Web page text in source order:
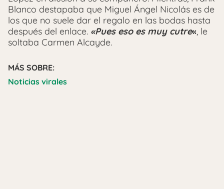
Blanco destapaba que Miguel Ángel Nicolás es de
los que no suele dar el regalo en las bodas hasta
después del enlace. «Pues eso es muy cutre«, le
soltaba Carmen Alcayde.
MÁS SOBRE:
Noticias virales